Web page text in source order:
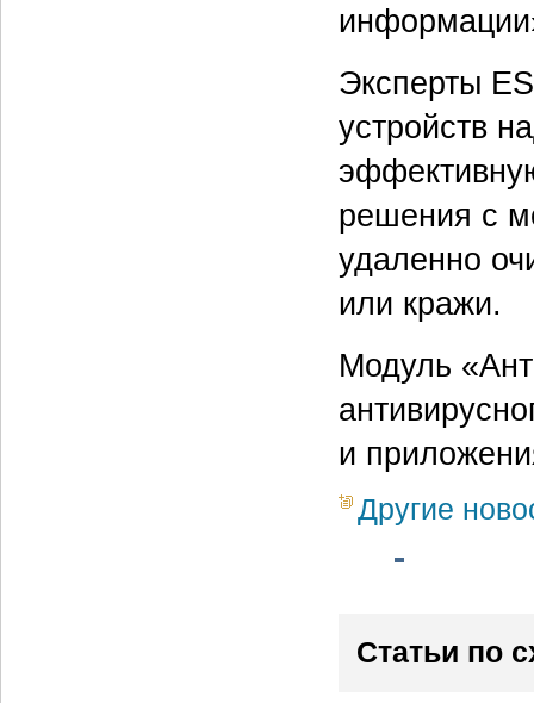
Эксперты
устройств
решения с
удаленно
или кражи.
Модуль
и
Другие
Статьи по